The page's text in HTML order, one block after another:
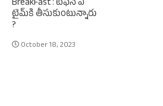
BreakFast : టిఫెన్‌ ఏ
టైమ్‌కి తీసుకుంటున్నారు
?
October 18, 2023